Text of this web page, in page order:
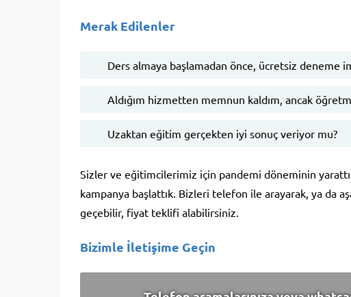
Merak Edilenler
Ders almaya başlamadan önce, ücretsiz deneme
Aldığım hizmetten memnun kaldım, ancak
Uzaktan eğitim gerçekten iyi sonuç veriyor mu?
Sizler ve eğitimcilerimiz için pandemi döneminin
kampanya başlattık. Bizleri telefon ile arayarak, ya da
geçebilir, fiyat teklifi alabilirsiniz.
Bizimle İletişime Geçin